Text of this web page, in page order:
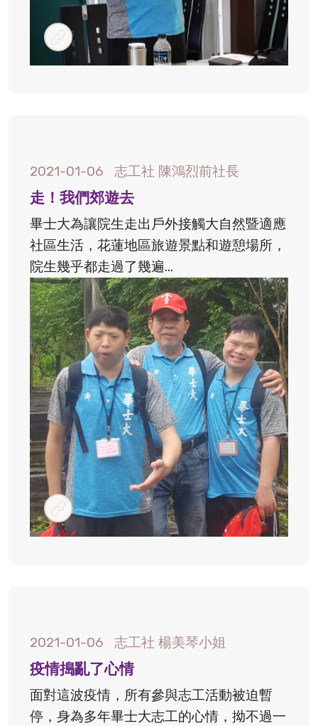
#郊遊
2021-01-06 志工社 陳鴻烈前社長
走！我們郊遊去
畢士大為讓院生走出戶外接觸大自然暨適應
社區生活，花蓮地區旅遊景點和遊憩場所，
院生幾乎都走過了幾遍...
#郊遊
2021-01-06 志工社 楊美琴小姐
疫情搗亂了心情
面對這波疫情，所有參與志工活動被迫暫
停，身為多年畢士大志工的心情，拗不過一